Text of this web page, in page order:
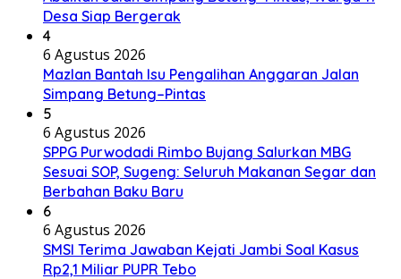
Desa Siap Bergerak
4
6 Agustus 2026
Mazlan Bantah Isu Pengalihan Anggaran Jalan
Simpang Betung–Pintas
5
6 Agustus 2026
SPPG Purwodadi Rimbo Bujang Salurkan MBG
Sesuai SOP, Sugeng: Seluruh Makanan Segar dan
Berbahan Baku Baru
6
6 Agustus 2026
SMSI Terima Jawaban Kejati Jambi Soal Kasus
Rp2,1 Miliar PUPR Tebo